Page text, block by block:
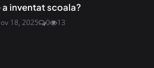
a inventat scoala?
18, 2025 0 13